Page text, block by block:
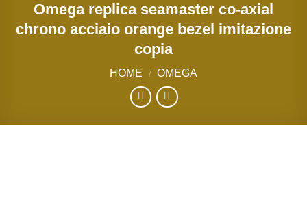
Omega replica seamaster co-axial
chrono acciaio orange bezel imitazione
copia
HOME / OMEGA